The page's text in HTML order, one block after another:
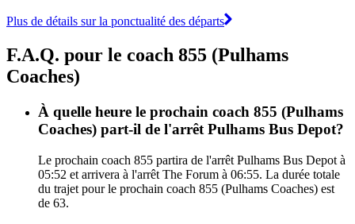
Plus de détails sur la ponctualité des départs
F.A.Q. pour le coach 855 (Pulhams
Coaches)
À quelle heure le prochain coach 855 (Pulhams
Coaches) part-il de l'arrêt Pulhams Bus Depot?
Le prochain coach 855 partira de l'arrêt Pulhams Bus Depot à
05:52 et arrivera à l'arrêt The Forum à 06:55. La durée totale
du trajet pour le prochain coach 855 (Pulhams Coaches) est
de 63.